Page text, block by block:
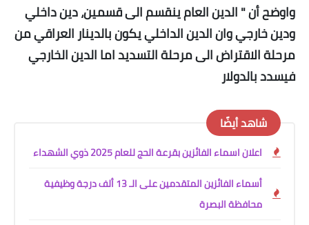
واوضح أن " الدين العام ينقسم الى قسمين، دين داخلي
ودين خارجي وان الدين الداخلي يكون بالدينار العراقي من
مرحلة الاقتراض الى مرحلة التسديد اما الدين الخارجي
فيسدد بالدولار
شاهد أيضًا
اعلان اسماء الفائزين بقرعة الحج للعام 2025 ذوي الشهداء
أسماء الفائزين المتقدمين على الـ 13 ألف درجة وظيفية
محافظة البصرة